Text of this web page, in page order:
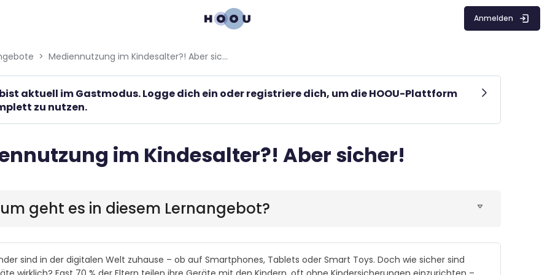
Anmelden
Mediennutzung im Kindesalter?! Aber sicher!
aktuell im Gastmodus. Logge dich ein oder registriere dich, um die HOOU-Plattform
zu nutzen.
im Kindesalter?! Aber sicher!
geht es in diesem Lernangebot?
sind in der digitalen Welt zuhause – ob auf Smartphones, Tablets oder Smart Toys. Doch wie sicher sind